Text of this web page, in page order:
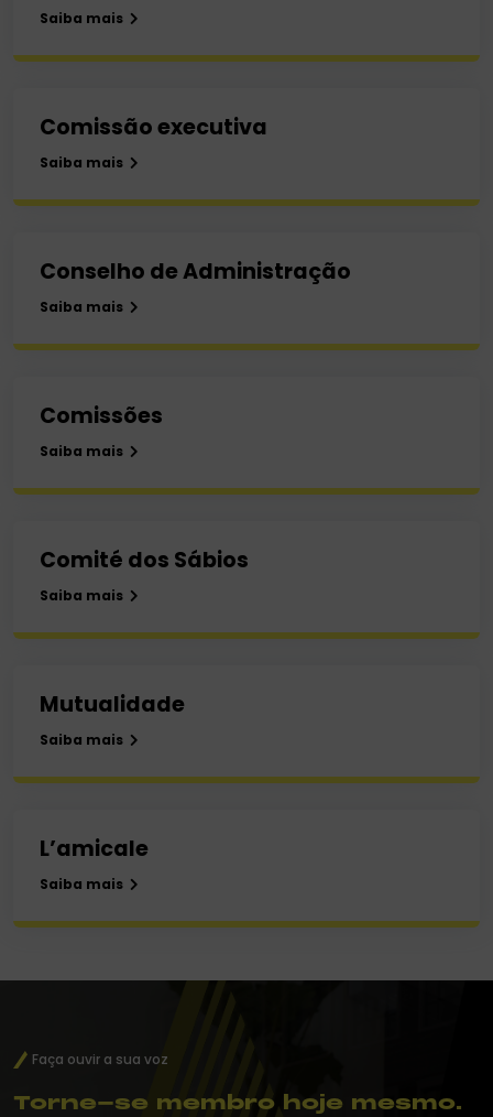
Saiba mais
Comissão executiva
Saiba mais
Conselho de Administração
Saiba mais
Comissões
Saiba mais
Comité dos Sábios
Saiba mais
Mutualidade
Saiba mais
L’amicale
Saiba mais
Faça ouvir a sua voz
Torne-se membro hoje mesmo.